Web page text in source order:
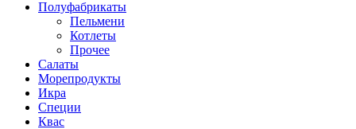
Полуфабрикаты
Пельмени
Котлеты
Прочее
Салаты
Морепродукты
Икра
Специи
Квас